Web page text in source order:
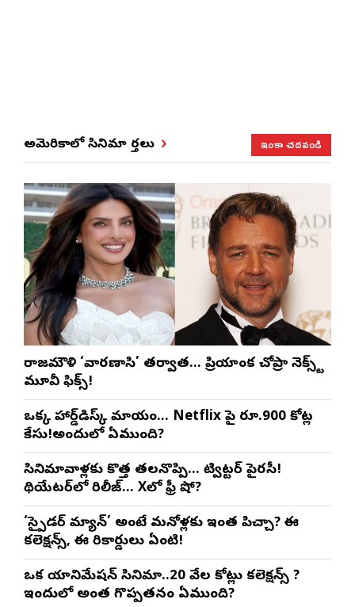
అమెరికాలో సినిమా వార్తలు ఇంకా చదవండి
రాజమౌళి ‘వారణాసి’ తర్వాత… ప్రియాంక చోప్రా నెక్స్ట్
మూవీ ఫిక్స్!
ఒక్క హార్డ్‌డిస్క్ మాయం… Netflix పై రూ.900 కోట్ల
కేసు!అందులో ఏముంది?
సినిమావాళ్లకు కొత్త తలనొప్పి… ట్విట్టర్ పైరసీ!
థియేటర్‌లో రిలీజ్… Xలో ఫ్రీ షో?
‘స్పైడర్ మ్యాన్’ అంటే మనోళ్లకు ఇంత పిచ్చా? ఈ
కలెక్షన్స్, ఈ రికార్డులు ఏంటి!
ఒక యానిమేషన్ సినిమా..20 వేల కోట్లు కలెక్షన్స్ ?
ఇందులో అంత గొప్పతనం ఏముంది?